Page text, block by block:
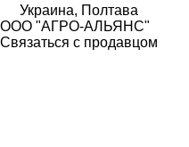
Украина, Полтава
ООО "АГРО-АЛЬЯНС"
Связаться с продавцом